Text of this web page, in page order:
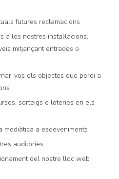
futures reclamacions
a les nostres instal·lacions,
mitjançant entrades o
vos els objectes que perdi a
sorteigs o loteries en els
mediàtica a esdeveniments
auditories
del nostre lloc web